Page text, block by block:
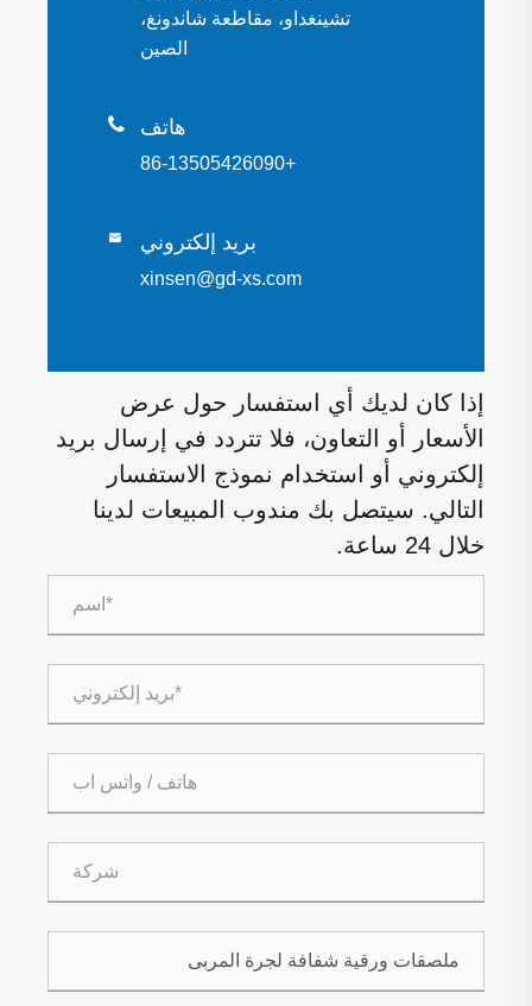
تشينغداو، مقاطعة شاندونغ،
الصين
 هاتف
+86-13505426090
 بريد إلكتروني
xinsen@gd-xs.com
إذا كان لديك أي استفسار حول عرض
الأسعار أو التعاون، فلا تتردد في إرسال بريد
إلكتروني أو استخدام نموذج الاستفسار
التالي. سيتصل بك مندوب المبيعات لدينا
خلال 24 ساعة.